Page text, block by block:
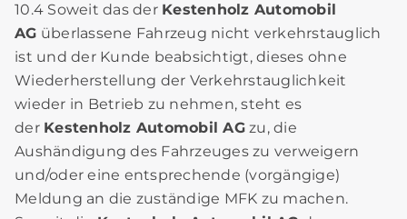
10.4 Soweit das der Kestenholz Automobil
AG überlassene Fahrzeug nicht verkehrstauglich
ist und der Kunde beabsichtigt, dieses ohne
Wiederherstellung der Verkehrstauglichkeit
wieder in Betrieb zu nehmen, steht es
der Kestenholz Automobil AGzu, die
Aushändigung des Fahrzeuges zu verweigern
und/oder eine entsprechende (vorgängige)
Meldung an die zuständige MFK zu machen.